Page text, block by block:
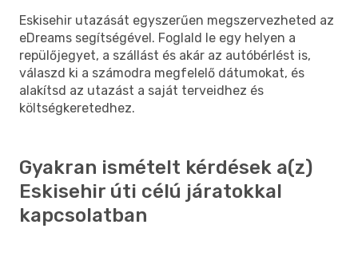
Eskisehir utazását egyszerűen megszervezheted az
eDreams segítségével. Foglald le egy helyen a
repülőjegyet, a szállást és akár az autóbérlést is,
válaszd ki a számodra megfelelő dátumokat, és
alakítsd az utazást a saját terveidhez és
költségkeretedhez.
Gyakran ismételt kérdések a(z)
Eskisehir úti célú járatokkal
kapcsolatban